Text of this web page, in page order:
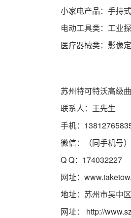
小家电产品：手持
电动工具类：工业
医疗器械类：影像
苏州特可特沃高级
联系人：王先生
手机：
微信：（同手机号）
Q Q：174032227
网址：
地址：苏州市吴中
网址： http://